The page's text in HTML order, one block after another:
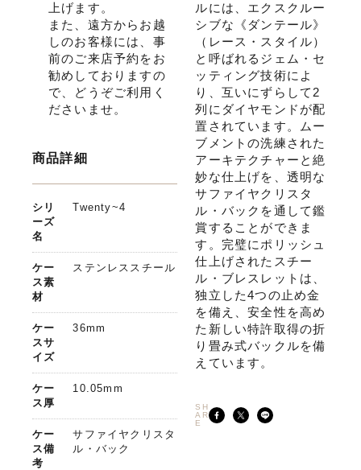
上げます。
また、遠方からお越
しのお客様には、事
前のご来店予約をお
勧めしておりますの
で、どうぞご利用く
ださいませ。
商品詳細
シリ
ーズ
名
Twenty~4
ケー
ス素
材
ステンレススチール
ケー
スサ
イズ
36mm
ケー
ス厚
10.05mm
ケー
ス備
考
サファイヤクリスタ
ル・バック
ルには、エクスクルー
シブな《ダンテール》
（レース・スタイル）
と呼ばれるジェム・セ
ッティング技術によ
り、互いにずらして2
列にダイヤモンドが配
置されています。ムー
ブメントの洗練された
アーキテクチャーと絶
妙な仕上げを、透明な
サファイヤクリスタ
ル・バックを通して鑑
賞することができま
す。完璧にポリッシュ
仕上げされたスチー
ル・ブレスレットは、
独立した4つの止め金
を備え、安全性を高め
た新しい特許取得の折
り畳み式バックルを備
えています。
SH
AR
E